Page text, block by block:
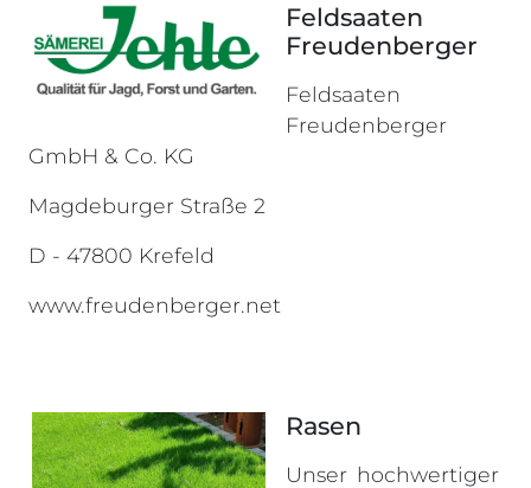
Feldsaaten
Freudenberger
Feldsaaten
Freudenberger
GmbH & Co. KG
Magdeburger Straße 2
D - 47800 Krefeld
www.freudenberger.net
Rasen
Unser hochwertiger